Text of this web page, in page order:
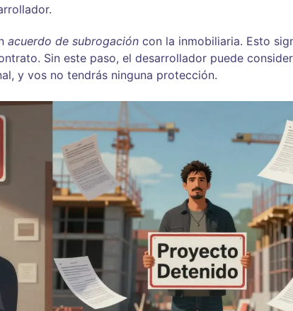
acuerdo de subrogación con la inmobiliaria. Esto
Sin este paso, el desarrollador puede
y vos no tendrás ninguna protección.